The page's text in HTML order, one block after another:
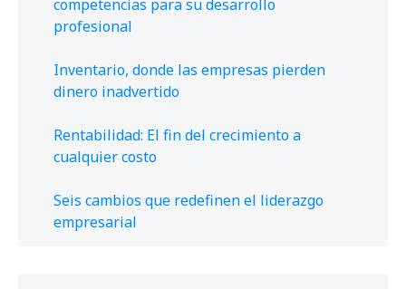
competencias para su desarrollo
profesional
Inventario, donde las empresas pierden
dinero inadvertido
Rentabilidad: El fin del crecimiento a
cualquier costo
Seis cambios que redefinen el liderazgo
empresarial